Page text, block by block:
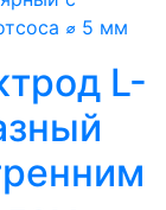
L-